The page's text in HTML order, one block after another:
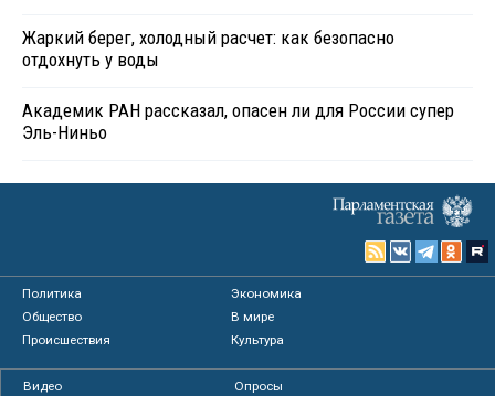
Жаркий берег, холодный расчет: как безопасно
отдохнуть у воды
Академик РАН рассказал, опасен ли для России супер
Эль-Ниньо
Политика
Экономика
Общество
В мире
Происшествия
Культура
Видео
Опросы